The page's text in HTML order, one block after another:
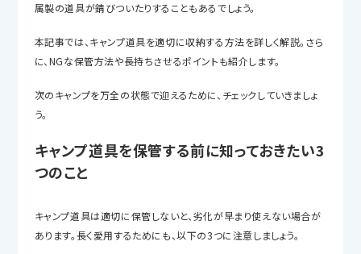
属製の道具が錆びついたりすることもあるでしょう。
本記事では、キャンプ道具を適切に収納する方法を詳しく解説。さら
に、NGな保管方法や長持ちさせるポイントも紹介します。
次のキャンプを万全の状態で迎えるために、チェックしていきましょ
う。
キャンプ道具を保管する前に知っておきたい3
つのこと
キャンプ道具は適切に保管しないと、劣化が早まり使えない場合が
あります。長く愛用するためにも、以下の3つに注意しましょう。